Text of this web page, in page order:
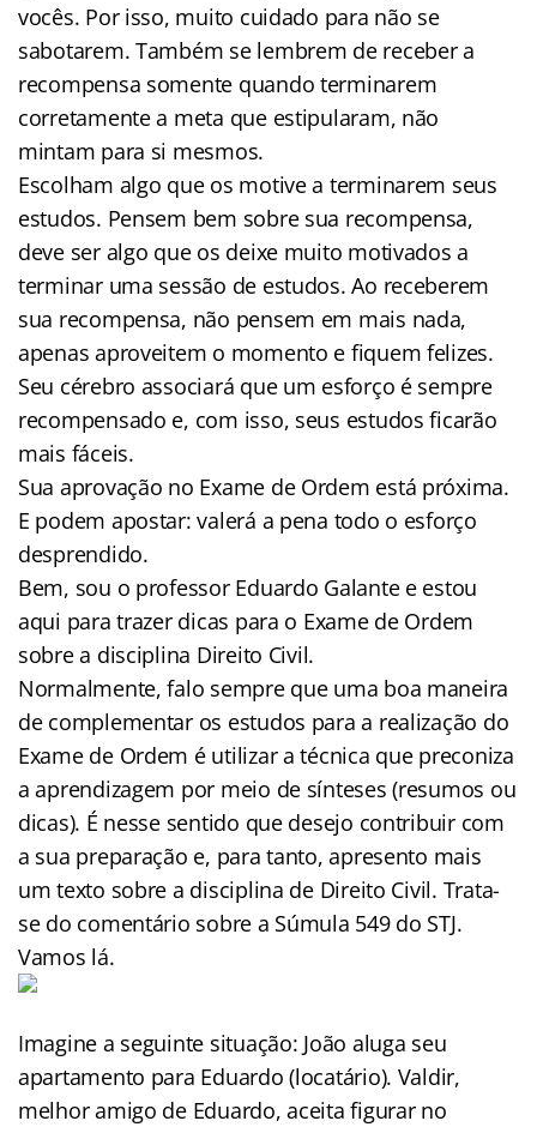
vocês. Por isso, muito cuidado para não se
sabotarem. Também se lembrem de receber a
recompensa somente quando terminarem
corretamente a meta que estipularam, não
mintam para si mesmos.
Escolham algo que os motive a terminarem seus
estudos. Pensem bem sobre sua recompensa,
deve ser algo que os deixe muito motivados a
terminar uma sessão de estudos. Ao receberem
sua recompensa, não pensem em mais nada,
apenas aproveitem o momento e fiquem felizes.
Seu cérebro associará que um esforço é sempre
recompensado e, com isso, seus estudos ficarão
mais fáceis.
Sua aprovação no Exame de Ordem está próxima.
E podem apostar: valerá a pena todo o esforço
desprendido.
Bem, sou o professor Eduardo Galante e estou
aqui para trazer dicas para o Exame de Ordem
sobre a disciplina Direito Civil.
Normalmente, falo sempre que uma boa maneira
de complementar os estudos para a realização do
Exame de Ordem é utilizar a técnica que preconiza
a aprendizagem por meio de sínteses (resumos ou
dicas). É nesse sentido que desejo contribuir com
a sua preparação e, para tanto, apresento mais
um texto sobre a disciplina de Direito Civil. Trata-
se do comentário sobre a Súmula 549 do STJ.
Vamos lá.
Imagine a seguinte situação: João aluga seu
apartamento para Eduardo (locatário). Valdir,
melhor amigo de Eduardo, aceita figurar no